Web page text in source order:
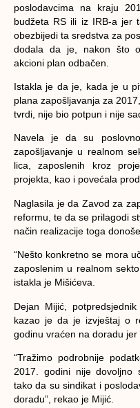
poslodavcima na kraju
budžeta RS ili iz IRB-a jer
obezbijedi ta sredstva za
dodala da je, nakon što
akcioni plan odbačen.
Istakla je da je, kada je u
plana zapošljavanja za
tvrdi, nije bio potpun i nije
Navela je da su
zapošljavanje u realnom
lica, zaposlenih kroz
projekta, kao i povećala
Naglasila je da Zavod za
reformu, te da se prilagodi
način realizacije toga
“Nešto konkretno se mora
zaposlenim u realnom
istakla je Mišićeva.
Dejan Mijić,
kazao je da je izvještaj o
godinu vraćen na doradu
“Tražimo podrobnije
2017. godini nije dovoljno
tako da su sindikat i
doradu”, rekao je Mijić.